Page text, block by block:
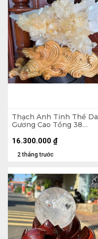
Thạch Anh Tinh Thể Da
Gương Cao Tổng 38
2 tháng trước
16.300.000 ₫